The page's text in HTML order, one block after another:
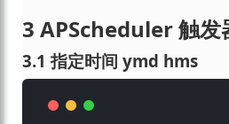
3 APScheduler 触发
3.1 指定时间 ymd hms